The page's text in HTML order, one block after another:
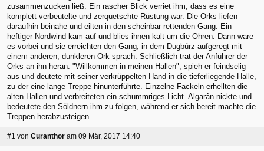
zusammenzucken ließ. Ein rascher Blick verriet ihm, dass es eine
komplett verbeutelte und zerquetschte Rüstung war. Die Orks liefen
daraufhin beinahe und eilten in den scheinbar rettenden Gang. Ein
heftiger Nordwind kam auf und blies ihnen kalt um die Ohren. Dann ware
es vorbei und sie erreichten den Gang, in dem Dugbúrz aufgeregt mit
einem anderen, dunkleren Ork sprach. Schließlich trat der Anführer der
Orks an ihn heran. "Willkommen in meinen Hallen", spieh er feindselig
aus und deutete mit seiner verkrüppelten Hand in die tieferliegende Halle,
zu der eine lange Treppe hinunterführte. Einzelne Fackeln erhellten die
alten Hallen und verbreiteten ein schummriges Licht. Algarân nickte und
bedeutete den Söldnern ihm zu folgen, während er sich bereit machte die
Treppen herabzusteigen.
#1 von Curanthor am 09 Mär, 2017 14:40